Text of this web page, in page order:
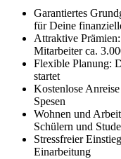
Garantiertes
für Deine
Attraktive
Mitarbeiter ca.
Flexible Planung:
startet
Kostenlose
Spesen
Wohnen und
Schülern und
Stressfreier
Einarbeitung